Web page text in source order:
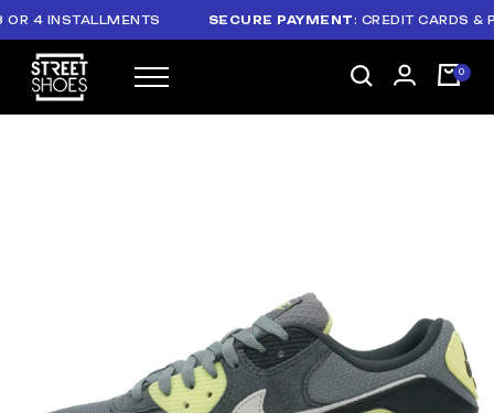
INSTALLMENTS SECURE PAYMENT: CREDIT CARDS &